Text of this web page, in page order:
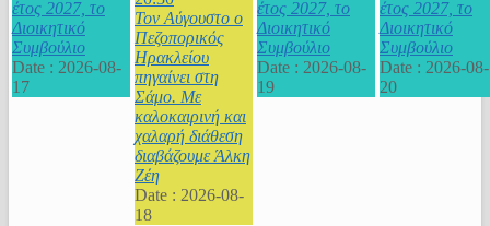
έτος 2027, το
Διοικητικό
Συμβούλιο
Date : 2026-08-
17
Τον Αύγουστο ο
Πεζοπορικός
Ηρακλείου
πηγαίνει στη
Σάμο. Με
καλοκαιρινή και
χαλαρή διάθεση
διαβάζουμε Άλκη
Ζέη
Date : 2026-08-
18
έτος 2027, το
Διοικητικό
Συμβούλιο
Date : 2026-08-
19
έτος 2027, το
Διοικητικό
Συμβούλιο
Date : 2026-08-
20